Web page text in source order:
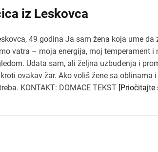
iz Leskovca
49 godina Ja sam žena koja ume
vatra – moja energija, moj temperament
Udata sam, ali željna uzbuđenja i
ovakav žar. Ako voliš žene sa oblinama
KONTAKT: DOMACE TEKST [Priočitajte